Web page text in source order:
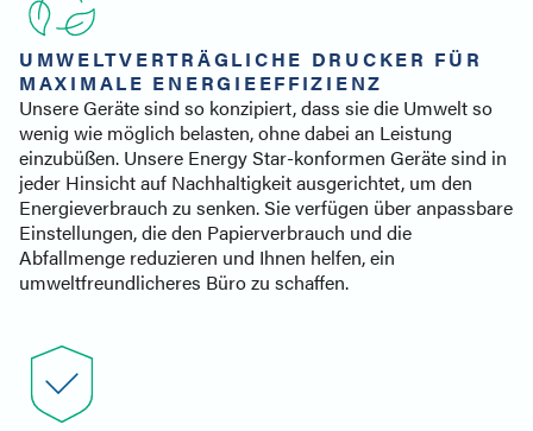
UMWELTVERTRÄGLICHE DRUCKER FÜR
MAXIMALE ENERGIEEFFIZIENZ
Unsere Geräte sind so konzipiert, dass sie die Umwelt so
wenig wie möglich belasten, ohne dabei an Leistung
einzubüßen. Unsere Energy Star-konformen Geräte sind in
jeder Hinsicht auf Nachhaltigkeit ausgerichtet, um den
Energieverbrauch zu senken. Sie verfügen über anpassbare
Einstellungen, die den Papierverbrauch und die
Abfallmenge reduzieren und Ihnen helfen, ein
umweltfreundlicheres Büro zu schaffen.